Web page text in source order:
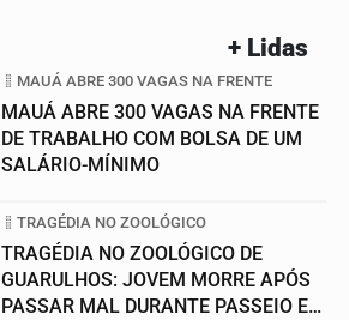
+ Lidas
MAUÁ ABRE 300 VAGAS NA FRENTE
MAUÁ ABRE 300 VAGAS NA FRENTE
DE TRABALHO COM BOLSA DE UM
SALÁRIO-MÍNIMO
TRAGÉDIA NO ZOOLÓGICO
TRAGÉDIA NO ZOOLÓGICO DE
GUARULHOS: JOVEM MORRE APÓS
PASSAR MAL DURANTE PASSEIO EM